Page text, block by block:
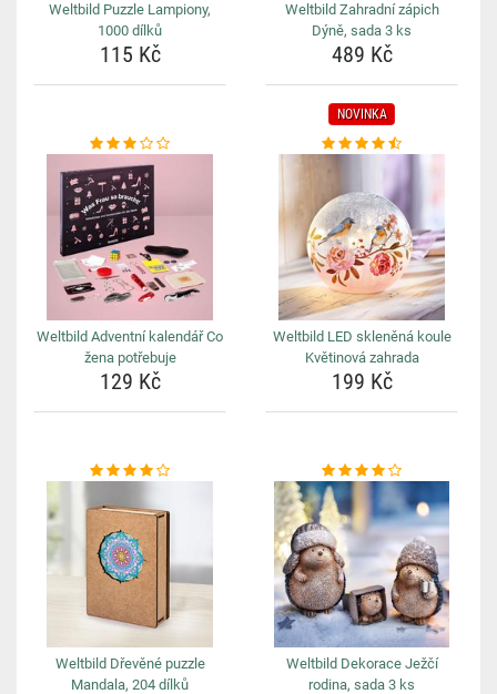
Weltbild Puzzle Lampiony,
1000 dílků
115 Kč
Weltbild Zahradní zápich
Dýně, sada 3 ks
489 Kč
Weltbild Adventní kalendář Co
žena potřebuje
129 Kč
NOVINKA
Weltbild LED skleněná koule
Květinová zahrada
199 Kč
Weltbild Dřevěné puzzle
Mandala, 204 dílků
Weltbild Dekorace Ježčí
rodina, sada 3 ks